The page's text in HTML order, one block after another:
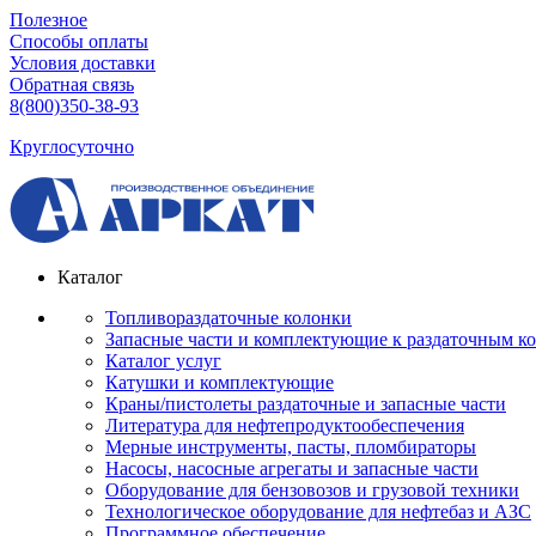
Полезное
Способы оплаты
Условия доставки
Обратная связь
8(800)350-38-93
Круглосуточно
Каталог
Топливораздаточные колонки
Запасные части и комплектующие к раздаточным
Каталог услуг
Катушки и комплектующие
Краны/пистолеты раздаточные и запасные части
Литература для нефтепродуктообеспечения
Мерные инструменты, пасты, пломбираторы
Насосы, насосные агрегаты и запасные части
Оборудование для бензовозов и грузовой техники
Технологическое оборудование для нефтебаз и АЗС